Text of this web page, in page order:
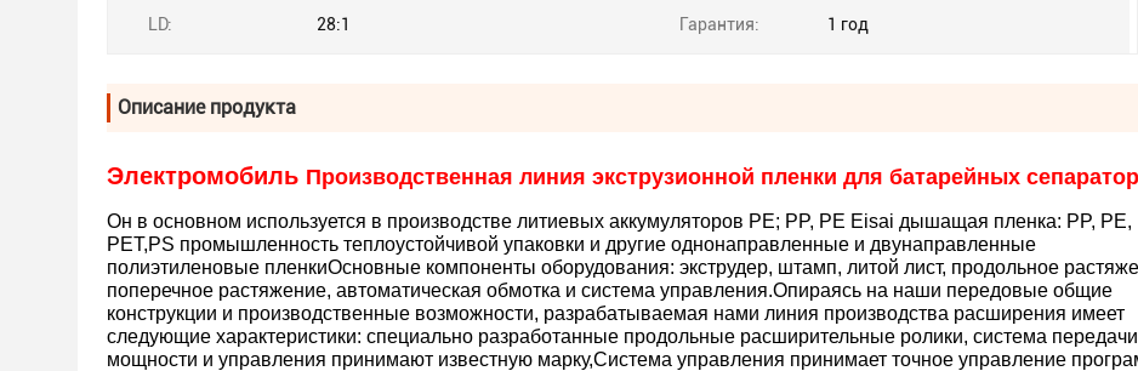
LD: 28:1 Гарантия: 1 год
Описание продукта
Электромобиль Производственная линия экструзионной пленки для батарейных
Он в основном используется в производстве литиевых аккумуляторов PE; PP, PE Eisai дышащая пленка: PP, PE,
PET,PS промышленность теплоустойчивой упаковки и другие однонаправленные и двунаправленные
полиэтиленовые пленкиОсновные компоненты оборудования: экструдер, штамп, литой лист, продольное
поперечное растяжение, автоматическая обмотка и система управления.Опираясь на наши передовые общие
конструкции и производственные возможности, разрабатываемая нами линия производства расширения имеет
следующие характеристики: специально разработанные продольные расширительные ролики, система передачи
мощности и управления принимают известную марку,Система управления принимает точное управление